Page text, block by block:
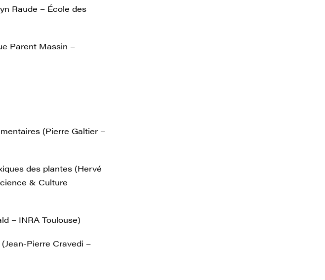
Raude – École des
Parent Massin –
(Pierre Galtier –
des plantes (Hervé
& Culture
– INRA Toulouse)
Pierre Cravedi –